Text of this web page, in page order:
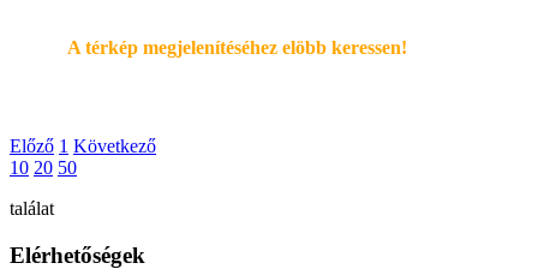
A térkép megjelenítéséhez elöbb keressen!
Előző 1 Következő
10 20 50
találat
Elérhetőségek